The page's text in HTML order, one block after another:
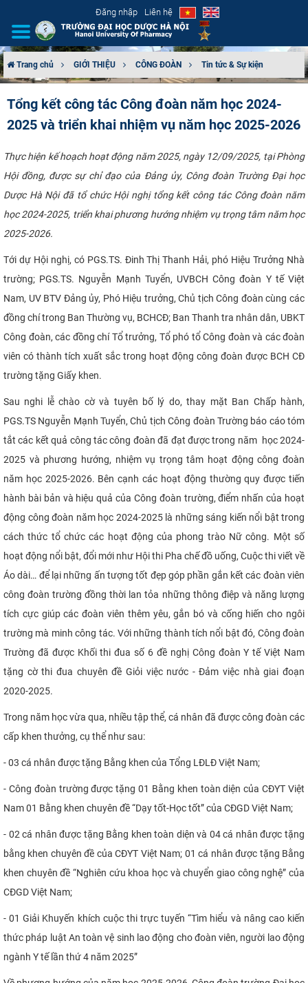
Đăng nhập Liên hệ
CƠ CẤU TỔ CHỨC
TUYỂN SINH
ĐÀO TẠO
KHOA HỌC CÔNG NGHỆ
HTQT
CỰU NGƯỜI HỌC
Trang chủ GIỚI THIỆU CÔNG ĐOÀN Tin tức & Sự kiện
Tổng kết công tác Công đoàn năm học 2024-
2025 và triển khai nhiệm vụ năm học 2025-2026
Thực hiện kế hoạch hoạt động năm 2025, ngày 12/09/2025, tại Phòng
Hội đồng, được sự chỉ đạo của Đảng ủy, Công đoàn Trường Đại học
Dược Hà Nội đã tổ chức Hội nghị tổng kết công tác Công đoàn năm
học 2024-2025, triển khai phương hướng nhiệm vụ trọng tâm năm học
2025-2026.
Tới dự Hội nghị, có PGS.TS. Đinh Thị Thanh Hải, phó Hiệu Trưởng Nhà
trường; PGS.TS. Nguyễn Mạnh Tuyển, UVBCH Công đoàn Y tế Việt
Nam, UV BTV Đảng ủy, Phó Hiệu trưởng, Chủ tịch Công đoàn cùng các
đồng chí trong Ban Thường vụ, BCHCĐ; Ban Thanh tra nhân dân, UBKT
Công đoàn, các đồng chí Tổ trưởng, Tổ phó tổ Công đoàn và các đoàn
viên có thành tích xuất sắc trong hoạt động công đoàn được BCH CĐ
trường tặng Giấy khen.
Sau nghi lễ chào cờ và tuyên bố lý do, thay mặt Ban Chấp hành,
PGS.TS Nguyễn Mạnh Tuyển, Chủ tịch Công đoàn Trường báo cáo tóm
tắt các kết quả công tác công đoàn đã đạt được trong năm học 2024-
2025 và phương hướng, nhiệm vụ trọng tâm hoạt động công đoàn
năm học 2025-2026. Bên cạnh các hoạt động thường quy được tiến
hành bài bản và hiệu quả của Công đoàn trường, điểm nhấn của hoạt
động công đoàn năm học 2024-2025 là những sáng kiến nổi bật trong
cách thức tổ chức các hoạt động của phong trào Nữ công. Một số
hoạt động nổi bật, đổi mới như Hội thi Pha chế đồ uống, Cuộc thi viết về
Áo dài… để lại những ấn tượng tốt đẹp góp phần gắn kết các đoàn viên
công đoàn trường đồng thời lan tỏa những thông điệp và năng lượng
tích cực giúp các đoàn viên thêm yêu, gắn bó và cống hiến cho ngôi
trường mà minh công tác. Với những thành tích nổi bật đó, Công đoàn
Trường đã được Khối thi đua số 6 đề nghị Công đoàn Y tế Việt Nam
tặng cờ thi đua chuyên đề Giỏi việc nước - Đảm việc nhà giai đoạn
2020-2025.
Trong năm học vừa qua, nhiều tập thể, cá nhân đã được công đoàn các
cấp khen thưởng, cụ thể như sau:
- 03 cá nhân được tặng Bằng khen của Tổng LĐLĐ Việt Nam;
- Công đoàn trường được tặng 01 Bằng khen toàn diện của CĐYT Việt
Nam 01 Bằng khen chuyên đề “Dạy tốt-Học tốt” của CĐGD Việt Nam;
- 02 cá nhân được tặng Bằng khen toàn diện và 04 cá nhân được tặng
bằng khen chuyên đề của CĐYT Việt Nam; 01 cá nhân được tặng Bằng
khen chuyên đề “Nghiên cứu khoa học và chuyển giao công nghệ” của
CĐGD Việt Nam;
- 01 Giải Khuyến khích cuộc thi trực tuyến “Tìm hiểu và nâng cao kiến
thức pháp luật An toàn vệ sinh lao động cho đoàn viên, người lao động
ngành Y tế lần thứ 4 năm 2025”